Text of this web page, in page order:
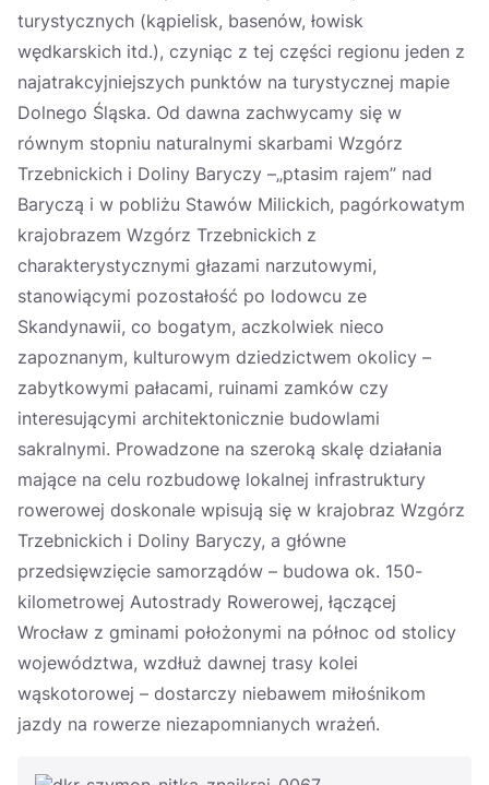
turystycznych (kąpielisk, basenów, łowisk
wędkarskich itd.), czyniąc z tej części regionu jeden z
najatrakcyjniejszych punktów na turystycznej mapie
Dolnego Śląska. Od dawna zachwycamy się w
równym stopniu naturalnymi skarbami Wzgórz
Trzebnickich i Doliny Baryczy –„ptasim rajem” nad
Baryczą i w pobliżu Stawów Milickich, pagórkowatym
krajobrazem Wzgórz Trzebnickich z
charakterystycznymi głazami narzutowymi,
stanowiącymi pozostałość po lodowcu ze
Skandynawii, co bogatym, aczkolwiek nieco
zapoznanym, kulturowym dziedzictwem okolicy –
zabytkowymi pałacami, ruinami zamków czy
interesującymi architektonicznie budowlami
sakralnymi. Prowadzone na szeroką skalę działania
mające na celu rozbudowę lokalnej infrastruktury
rowerowej doskonale wpisują się w krajobraz Wzgórz
Trzebnickich i Doliny Baryczy, a główne
przedsięwzięcie samorządów – budowa ok. 150-
kilometrowej Autostrady Rowerowej, łączącej
Wrocław z gminami położonymi na północ od stolicy
województwa, wzdłuż dawnej trasy kolei
wąskotorowej – dostarczy niebawem miłośnikom
jazdy na rowerze niezapomnianych wrażeń.